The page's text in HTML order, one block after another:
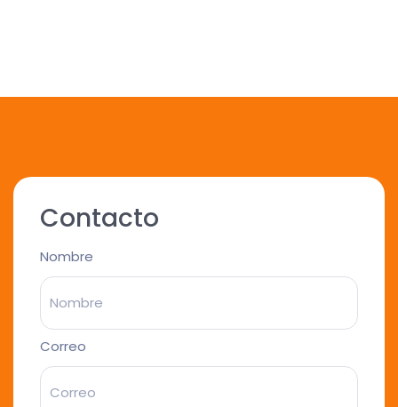
Contacto
Nombre
Correo